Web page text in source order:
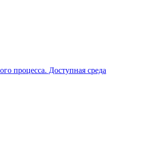
процесса. Доступная среда